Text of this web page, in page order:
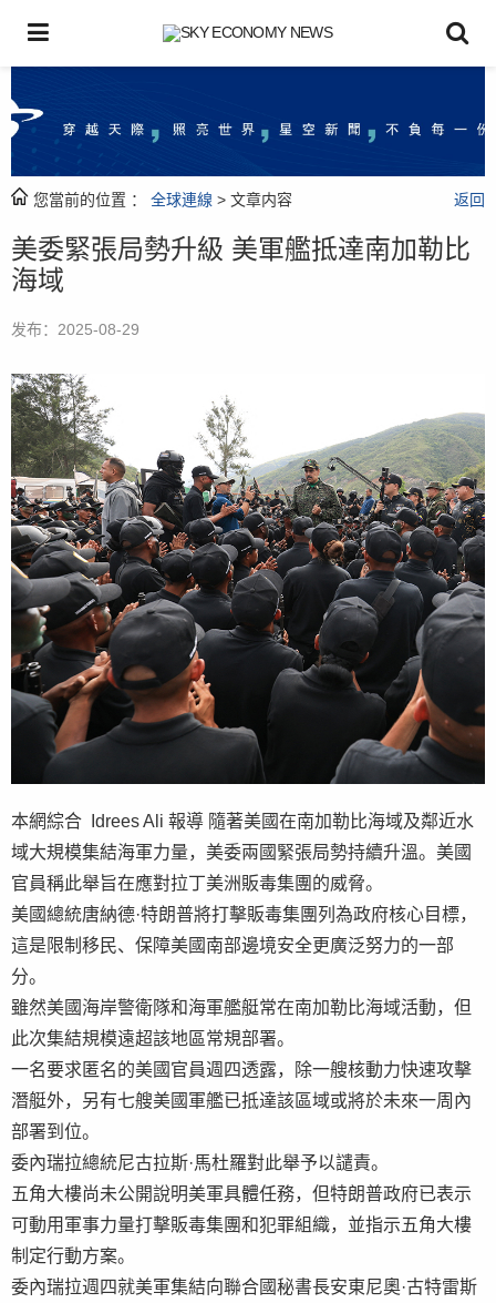
您當前的位置 ： 全球連線 > 文章内容 返回
美委緊張局勢升級 美軍艦抵達南加勒比
海域
发布：2025-08-29
本網綜合 Idrees Ali 報導 隨著美國在南加勒比海域及鄰近水
域大規模集結海軍力量，美委兩國緊張局勢持續升溫。美國
官員稱此舉旨在應對拉丁美洲販毒集團的威脅。
美國總統唐納德·特朗普將打擊販毒集團列為政府核心目標，
這是限制移民、保障美國南部邊境安全更廣泛努力的一部
分。
雖然美國海岸警衛隊和海軍艦艇常在南加勒比海域活動，但
此次集結規模遠超該地區常規部署。
一名要求匿名的美國官員週四透露，除一艘核動力快速攻擊
潛艇外，另有七艘美國軍艦已抵達該區域或將於未來一周內
部署到位。
委內瑞拉總統尼古拉斯·馬杜羅對此舉予以譴責。
五角大樓尚未公開說明美軍具體任務，但特朗普政府已表示
可動用軍事力量打擊販毒集團和犯罪組織，並指示五角大樓
制定行動方案。
委內瑞拉週四就美軍集結向聯合國秘書長安東尼奧·古特雷斯